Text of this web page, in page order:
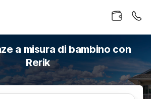
a misura di bambino con
Rerik